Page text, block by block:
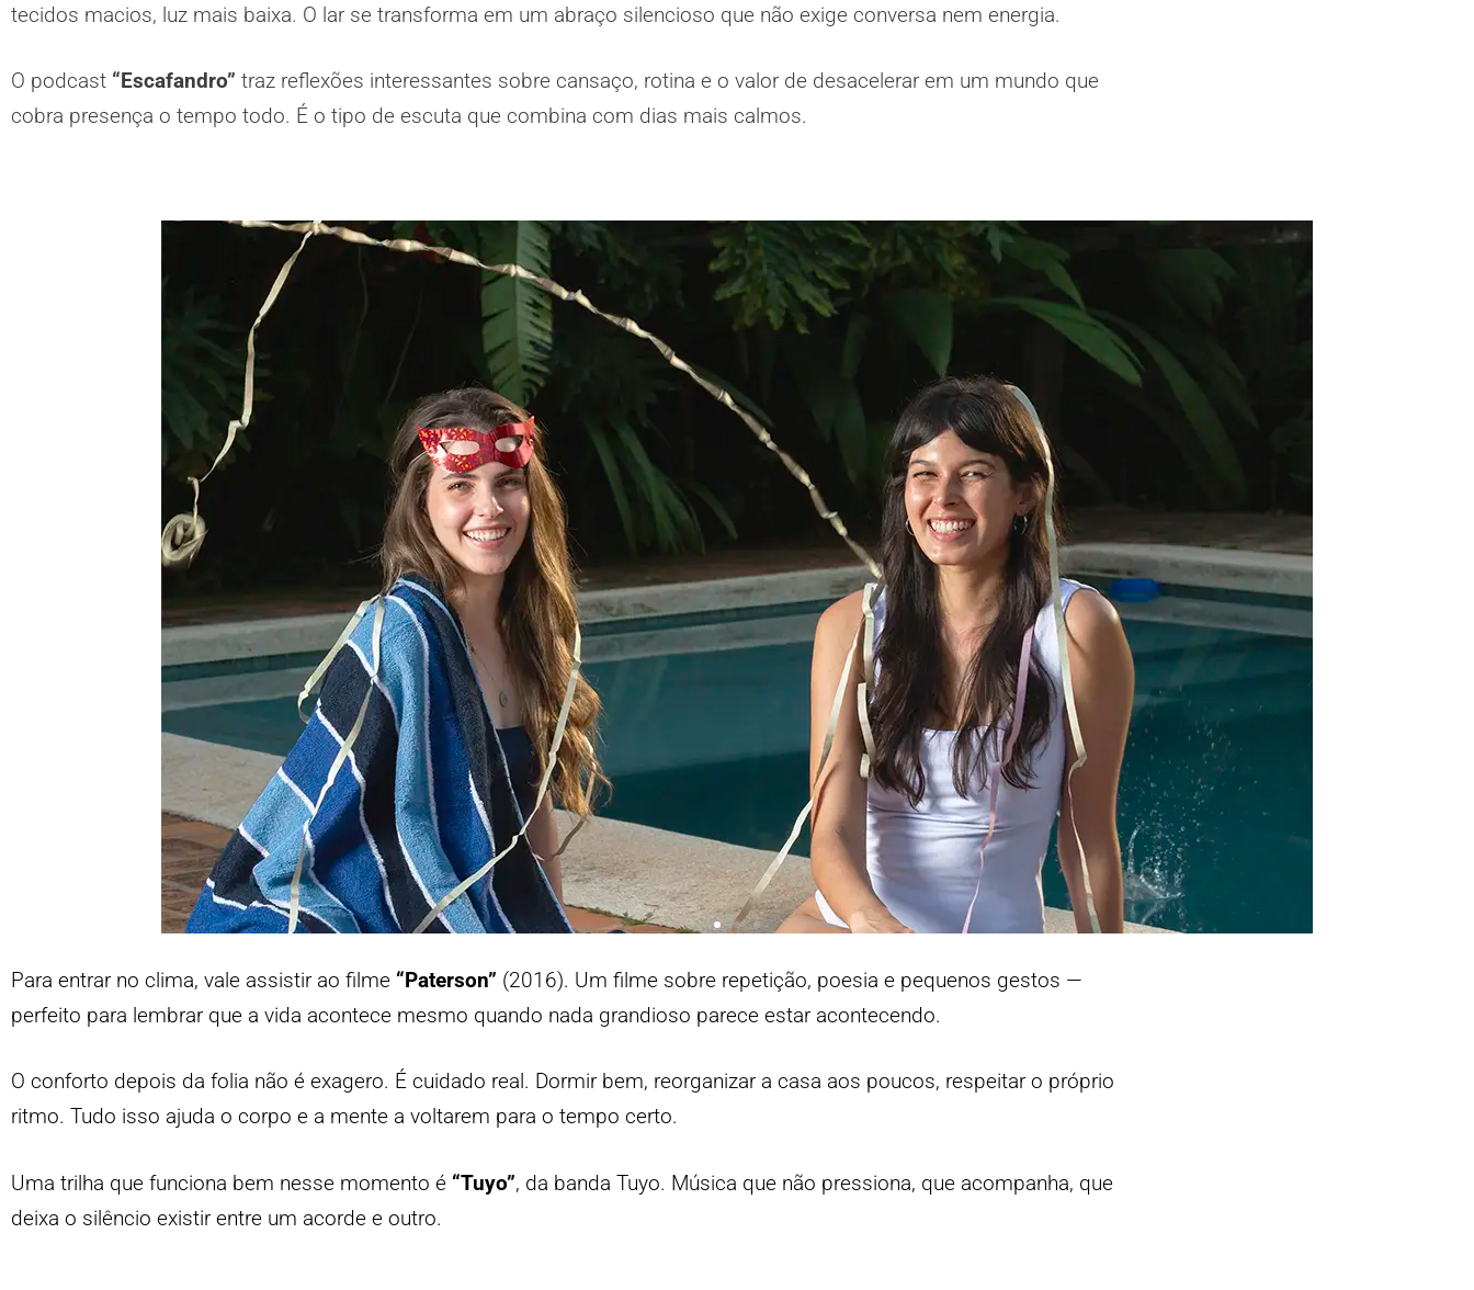
tecidos macios, luz mais baixa. O lar se transforma em um abraço silencioso que não exige conversa nem energia.
O podcast “Escafandro” traz reflexões interessantes sobre cansaço, rotina e o valor de desacelerar em um mundo que
cobra presença o tempo todo. É o tipo de escuta que combina com dias mais calmos.
Para entrar no clima, vale assistir ao filme “Paterson” (2016). Um filme sobre repetição, poesia e pequenos gestos —
perfeito para lembrar que a vida acontece mesmo quando nada grandioso parece estar acontecendo.
O conforto depois da folia não é exagero. É cuidado real. Dormir bem, reorganizar a casa aos poucos, respeitar o próprio
ritmo. Tudo isso ajuda o corpo e a mente a voltarem para o tempo certo.
Uma trilha que funciona bem nesse momento é “Tuyo”, da banda Tuyo. Música que não pressiona, que acompanha, que
deixa o silêncio existir entre um acorde e outro.